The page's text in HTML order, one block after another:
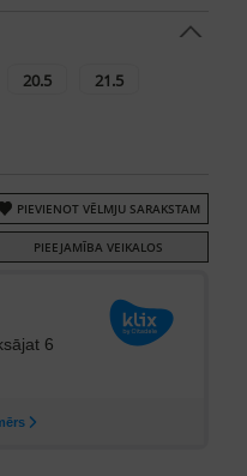
20.5
21.5
PIEVIENOT VĒLMJU SARAKSTAM
PIEEJAMĪBA VEIKALOS